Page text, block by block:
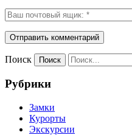
Поиск
Рубрики
Замки
Курорты
Экскурсии